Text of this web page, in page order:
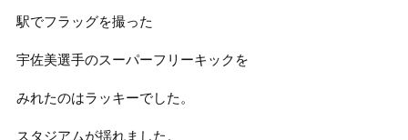
駅でフラッグを撮った
宇佐美選手のスーパーフリーキックを
みれたのはラッキーでした。
スタジアムが揺れました。